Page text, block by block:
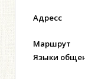
Адресс
Маршрут
Языки